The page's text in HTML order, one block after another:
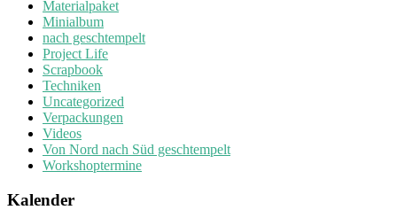
Materialpaket
Minialbum
nach geschtempelt
Project Life
Scrapbook
Techniken
Uncategorized
Verpackungen
Videos
Von Nord nach Süd geschtempelt
Workshoptermine
Kalender